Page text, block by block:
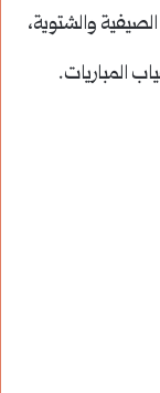
والشتوية،
المباريات.